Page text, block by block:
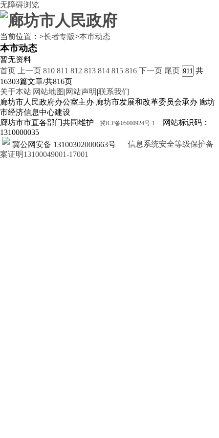
无障碍浏览
当前位置： >长者专版>本市动态
本市动态
暂无资料
首页
上一页 810 811 812 813 814 815 816 下一页 尾页
共
16303篇文章/共816页
关于本站|网站地图 |网站声明|联系我们
廊坊市人民政府办公室主办 廊坊市发展和改革委员会承办 廊坊
市经济信息中心建设
廊坊市市直各部门共同维护
冀ICP备05000924号-1
网站标识码：
1310000035
冀公网安备 13100302000663号
信息系统安全等级保护备
案证明13100049001-17001